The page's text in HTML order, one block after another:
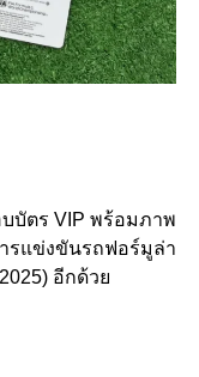
บัตร VIP พร้อมภาพ
รแข่งขันรถฟอร์มูล่า
อีกด้วย